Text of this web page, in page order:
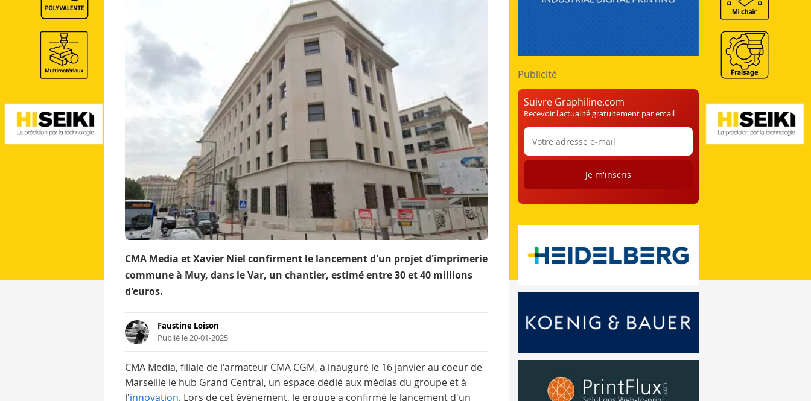
CMA Media et Xavier Niel confirment le lancement d'un projet d'imprimerie
commune à Muy, dans le Var, un chantier, estimé entre 30 et 40 millions
d'euros.
Faustine Loison
Publié le 20-01-2025
CMA Media, filiale de l'armateur CMA CGM, a inauguré le 16 janvier au coeur de
Marseille le hub Grand Central, un espace dédié aux médias du groupe et à
l'innovation. Lors de cet événement, le groupe a confirmé le lancement d'un
Publicité
Suivre Graphiline.com
Recevoir l'actualité gratuitement par email